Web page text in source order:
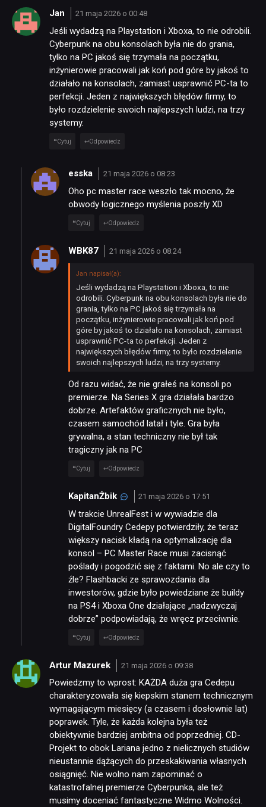
NEWSY
RECENZJE
PUBLICYSTYKA
KULTURA
RETRO
TECHNOLOGIE
DYSKUSJE
JUŻ GRALIŚMY
SKLEP
Jan 21 maja 2026 o 00:48
Jeśli wydadzą na Playstation i Xboxa, to nie odrobili.
Cyberpunk na obu konsolach była nie do grania,
tylko na PC jakoś się trzymała na początku,
inżynierowie pracowali jak koń pod góre by jakoś to
działało na konsolach, zamiast usprawnić PC-ta to
perfekcji. Jeden z największych błędów firmy, to
było rozdzielenie swoich najlepszych ludzi, na trzy
systemy.
Cytuj Odpowiedz
esska 21 maja 2026 o 08:23
Oho pc master race weszło tak mocno, że
obwody logicznego myślenia poszły XD
Cytuj Odpowiedz
WBK87 21 maja 2026 o 08:24
Jan napisał(a):
Jeśli wydadzą na Playstation i Xboxa, to nie
odrobili. Cyberpunk na obu konsolach była nie do
grania, tylko na PC jakoś się trzymała na
początku, inżynierowie pracowali jak koń pod
góre by jakoś to działało na konsolach, zamiast
usprawnić PC-ta to perfekcji. Jeden z
największych błędów firmy, to było rozdzielenie
swoich najlepszych ludzi, na trzy systemy.
Od razu widać, że nie grałeś na konsoli po
premierze. Na Series X gra działała bardzo
dobrze. Artefaktów graficznych nie było,
czasem samochód latał i tyle. Gra była
grywalna, a stan techniczny nie był tak
tragiczny jak na PC
Cytuj Odpowiedz
KapitanŻbik 21 maja 2026 o 17:51
W trakcie UnrealFest i w wywiadzie dla
DigitalFoundry Cedepy potwierdziły, że teraz
większy nacisk kładą na optymalizację dla
konsol – PC Master Race musi zacisnąć
poślady i pogodzić się z faktami. No ale czy to
źle? Flashbacki ze sprawozdania dla
inwestorów, gdzie było powiedziane że buildy
na PS4 i Xboxa One działające „nadzwyczaj
dobrze” podpowiadają, że wręcz przeciwnie.
Cytuj Odpowiedz
Artur Mazurek 21 maja 2026 o 09:38
Powiedzmy to wprost: KAŻDA duża gra Cedepu
charakteryzowała się kiepskim stanem technicznym
wymagającym miesięcy (a czasem i dosłownie lat)
poprawek. Tyle, że każda kolejna była też
obiektywnie bardziej ambitna od poprzedniej. CD-
Projekt to obok Lariana jedno z nielicznych studiów
nieustannie dążących do przeskakiwania własnych
osiągnięć. Nie wolno nam zapominać o
katastrofalnej premierze Cyberpunka, ale też
musimy doceniać fantastyczne Widmo Wolności.